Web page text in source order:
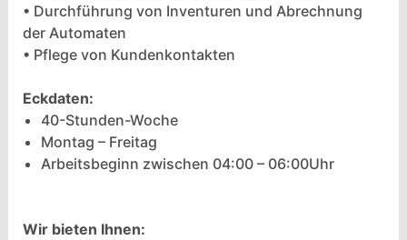
• Durchführung von Inventuren und Abrechnung
der Automaten
• Pflege von Kundenkontakten
Eckdaten:
40-Stunden-Woche
Montag – Freitag
Arbeitsbeginn zwischen 04:00 – 06:00Uhr
Wir bieten Ihnen: